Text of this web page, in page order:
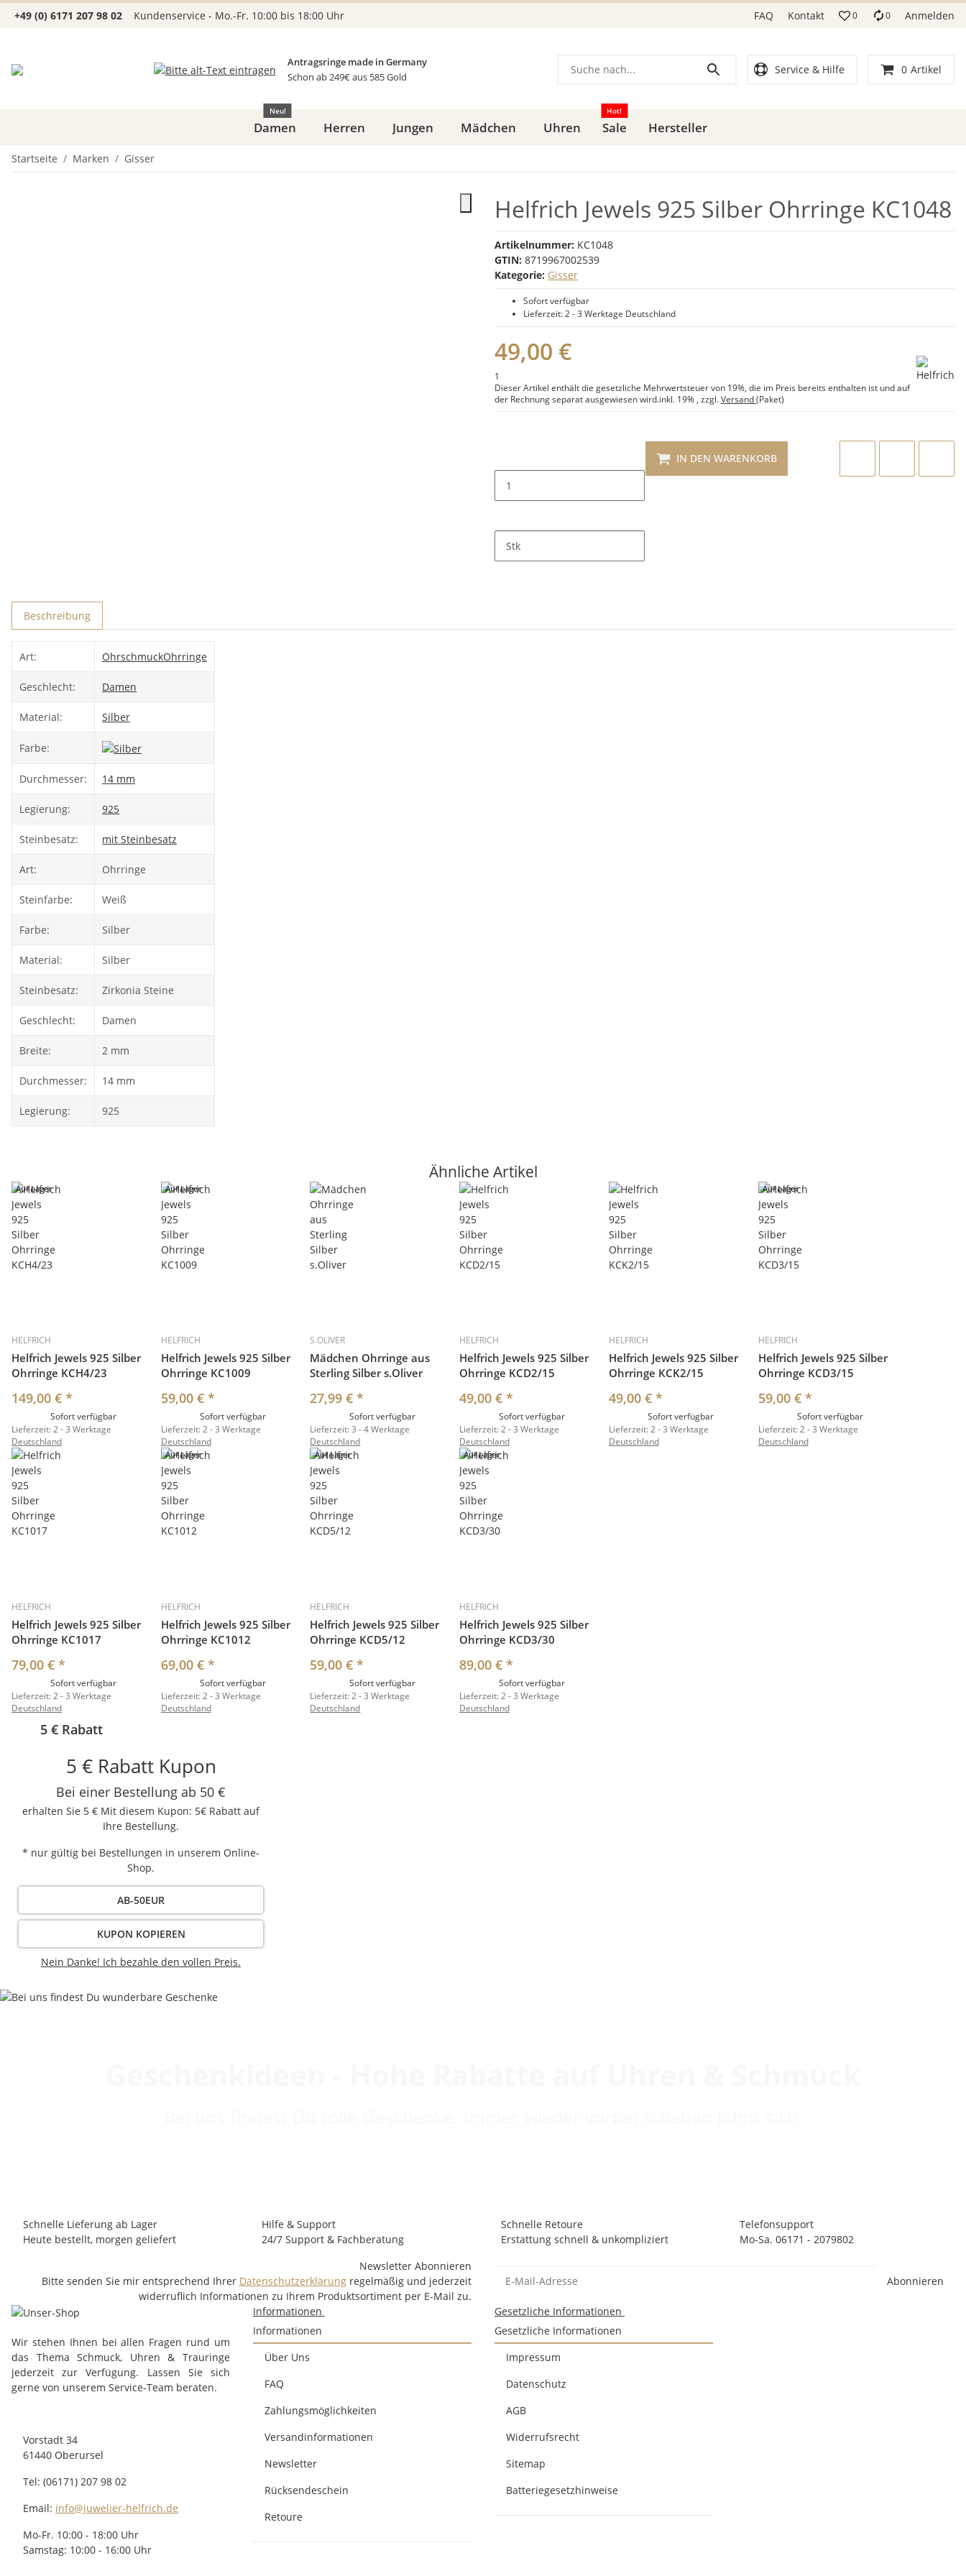
+49 (0) 6171 207 98 02 Kundenservice - Mo.-Fr. 10:00 bis 18:00 Uhr FAQ Kontakt 0 0 Anmelden
Antragsringe made in Germany
Schon ab 249€ aus 585 Gold
Service & Hilfe 0 Artikel
Damen
Neu!
Herren Jungen Mädchen Uhren Sale
Hot!
Hersteller
Startseite Marken Gisser
Helfrich Jewels 925 Silber Ohrringe KC1048
Artikelnummer: KC1048
GTIN: 8719967002539
Kategorie: Gisser
Sofort verfügbar
Lieferzeit:2 - 3 Werktage Deutschland
49,00 €
1
Dieser Artikel enthält die gesetzliche Mehrwertsteuer von 19%, die im Preis bereits enthalten ist und auf
der Rechnung separat ausgewiesen wird.inkl. 19% , zzgl.Versand(Paket)
Stk
IN DEN WARENKORB
Beschreibung
Art: OhrschmuckOhrringe
Geschlecht: Damen
Material: Silber
Farbe:
Durchmesser: 14 mm
Legierung: 925
Steinbesatz: mit Steinbesatz
Art: Ohrringe
Steinfarbe: Weiß
Farbe: Silber
Material: Silber
Steinbesatz: Zirkonia Steine
Geschlecht: Damen
Breite: 2 mm
Durchmesser: 14 mm
Legierung: 925
Ähnliche Artikel
Auf Lager
HELFRICH
Helfrich Jewels 925 Silber
Ohrringe KCH4/23
149,00 € *
Sofort verfügbar
Lieferzeit:2 - 3 Werktage
Deutschland
Auf Lager
HELFRICH
Helfrich Jewels 925 Silber
Ohrringe KC1009
59,00 € *
Sofort verfügbar
Lieferzeit:2 - 3 Werktage
Deutschland
S.OLIVER
Mädchen Ohrringe aus
Sterling Silber s.Oliver
27,99 €*
Sofort verfügbar
Lieferzeit:3 - 4 Werktage
Deutschland
HELFRICH
Helfrich Jewels 925 Silber
Ohrringe KCD2/15
49,00 €*
Sofort verfügbar
Lieferzeit:2 - 3 Werktage
Deutschland
HELFRICH
Helfrich Jewels 925 Silber
Ohrringe KCK2/15
49,00 € *
Sofort verfügbar
Lieferzeit:2 - 3 Werktage
Deutschland
Auf Lager
HELFRICH
Helfrich Jewels 925 Silber
Ohrringe KCD3/15
59,00 € *
Sofort verfügbar
Lieferzeit:2 - 3 Werktage
Deutschland
HELFRICH
Helfrich Jewels 925 Silber
Ohrringe KC1017
79,00 € *
Sofort verfügbar
Lieferzeit:2 - 3 Werktage
Deutschland
Auf Lager
HELFRICH
Helfrich Jewels 925 Silber
Ohrringe KC1012
69,00 € *
Sofort verfügbar
Lieferzeit:2 - 3 Werktage
Deutschland
Auf Lager
HELFRICH
Helfrich Jewels 925 Silber
Ohrringe KCD5/12
59,00 €*
Sofort verfügbar
Lieferzeit:2 - 3 Werktage
Deutschland
Auf Lager
HELFRICH
Helfrich Jewels 925 Silber
Ohrringe KCD3/30
89,00 €*
Sofort verfügbar
Lieferzeit:2 - 3 Werktage
Deutschland
5 € Rabatt
5 € Rabatt Kupon
Bei einer Bestellung ab 50 €
erhalten Sie 5 € Mit diesem Kupon: 5€ Rabatt auf
Ihre Bestellung.
* nur gültig bei Bestellungen in unserem Online-
Shop.
AB-50EUR
KUPON KOPIEREN
Nein Danke! Ich bezahle den vollen Preis.
Schnelle Lieferung ab Lager
Heute bestellt, morgen geliefert
Hilfe & Support
24/7 Support & Fachberatung
Schnelle Retoure
Erstattung schnell & unkompliziert
Telefonsupport
Mo-Sa. 06171 - 2079802
Newsletter Abonnieren
Bitte senden Sie mir entsprechend Ihrer Datenschutzerklärung regelmäßig und jederzeit
widerruflich Informationen zu Ihrem Produktsortiment per E-Mail zu.
Abonnieren
Wir stehen Ihnen bei allen Fragen rund um
das Thema Schmuck, Uhren & Trauringe
jederzeit zur Verfügung. Lassen Sie sich
gerne von unserem Service-Team beraten.
Vorstadt 34
61440 Oberursel
Tel: (06171) 207 98 02
Email: info@juwelier-helfrich.de
Mo-Fr. 10:00 - 18:00 Uhr
Samstag: 10:00 - 16:00 Uhr
Informationen
Informationen
Über Uns
FAQ
Zahlungsmöglichkeiten
Versandinformationen
Newsletter
Rücksendeschein
Retoure
Gesetzliche Informationen
Gesetzliche Informationen
Impressum
Datenschutz
AGB
Widerrufsrecht
Sitemap
Batteriegesetzhinweise